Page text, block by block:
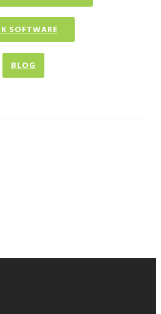
SOFTWARE
BLOG